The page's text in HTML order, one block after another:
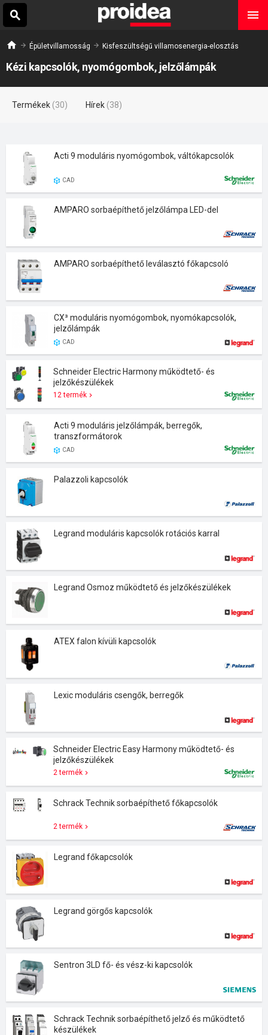
Épületvillamosság Kisfeszültségű villamosenergia-elosztás
Kézi kapcsolók, nyomógombok, jelzőlámpák
Termékek (30) Hírek (38)
Acti 9 moduláris nyomógombok, váltókapcsolók
CAD
AMPARO sorbaépíthető jelzőlámpa LED-del
AMPARO sorbaépíthető leválasztó főkapcsoló
CX³ moduláris nyomógombok, nyomókapcsolók,
jelzőlámpák
CAD
Schneider Electric Harmony működtető- és
jelzőkészülékek
12 termék
Acti 9 moduláris jelzőlámpák, berregők,
transzformátorok
CAD
Palazzoli kapcsolók
Legrand moduláris kapcsolók rotációs karral
Legrand Osmoz működtető és jelzőkészülékek
ATEX falon kívüli kapcsolók
Lexic moduláris csengők, berregők
Schneider Electric Easy Harmony működtető- és
jelzőkészülékek
2 termék
Schrack Technik sorbaépíthető főkapcsolók
2 termék
Legrand főkapcsolók
Legrand görgős kapcsolók
Sentron 3LD fő- és vész-ki kapcsolók
Schrack Technik sorbaépíthető jelző és működtető
készülékek